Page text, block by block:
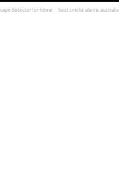
vape detector for home best smoke alarms australia